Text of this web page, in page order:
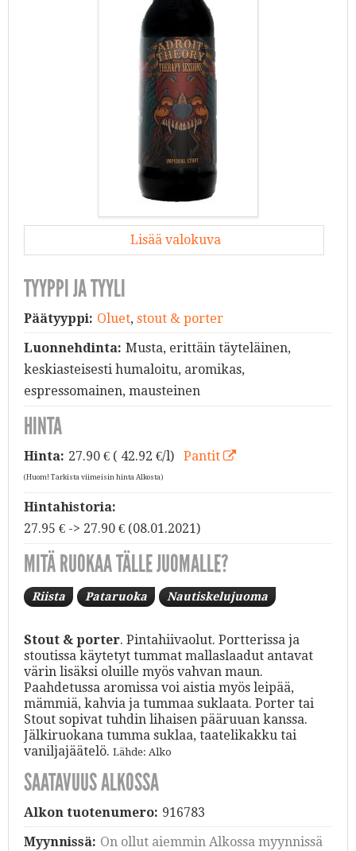
Lisää valokuva
TYYPPI JA TYYLI
Päätyyppi: Oluet, stout & porter
Luonnehdinta: Musta, erittäin täyteläinen,
keskiasteisesti humaloitu, aromikas,
espressomainen, mausteinen
HINTA
Hinta: 27.90€ ( 42.92 €/l) Pantit
(Huom! Tarkista viimeisin hinta Alkosta)
Hintahistoria:
27.95 € -> 27.90 € (08.01.2021)
MITÄ RUOKAA TÄLLE JUOMALLE?
Riista Pataruoka Nautiskelujuoma
Stout & porter. Pintahiivaolut. Portterissa ja
stoutissa käytetyt tummat mallaslaadut antavat
värin lisäksi oluille myös vahvan maun.
Paahdetussa aromissa voi aistia myös leipää,
mämmiä, kahvia ja tummaa suklaata. Porter tai
Stout sopivat tuhdin lihaisen pääruuan kanssa.
Jälkiruokana tumma suklaa, taatelikakku tai
vaniljajäätelö. Lähde: Alko
SAATAVUUS ALKOSSA
Alkon tuotenumero: 916783
Myynnissä: On ollut aiemmin Alkossa myynnissä